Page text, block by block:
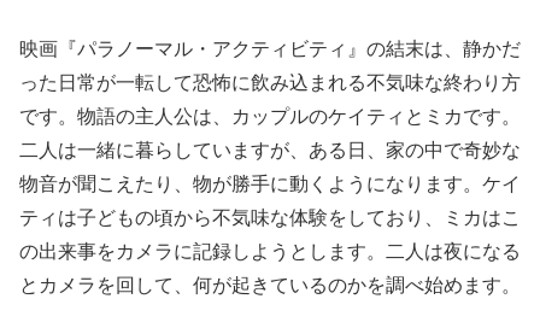
映画『パラノーマル・アクティビティ』の結末は、静かだ
った日常が一転して恐怖に飲み込まれる不気味な終わり方
です。物語の主人公は、カップルのケイティとミカです。
二人は一緒に暮らしていますが、ある日、家の中で奇妙な
物音が聞こえたり、物が勝手に動くようになります。ケイ
ティは子どもの頃から不気味な体験をしており、ミカはこ
の出来事をカメラに記録しようとします。二人は夜になる
とカメラを回して、何が起きているのかを調べ始めます。